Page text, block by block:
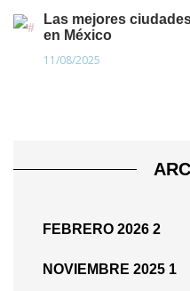
Las mejores
en México
11/08/2025
FEBRERO 2026 2
NOVIEMBRE 2025 1